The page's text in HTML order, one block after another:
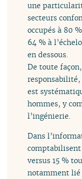
une
secteurs
occupés à 80
64 % à
en dessous.
De toute
est
hommes, y
l’ingénierie.
Dans
comptabilisent
versus 15 %
notamment